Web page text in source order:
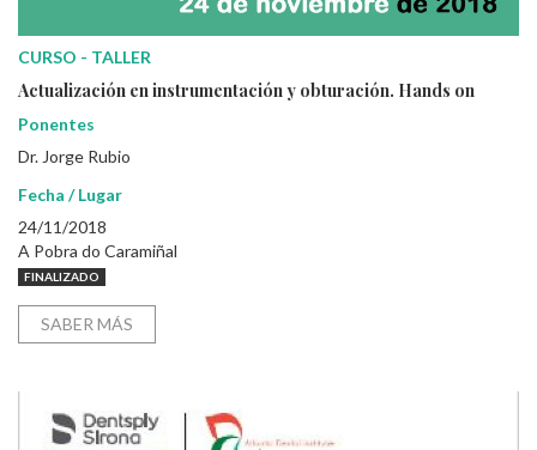
CURSO - TALLER
Actualización en instrumentación y obturación. Hands on
Ponentes
Dr. Jorge Rubio
Fecha / Lugar
24/11/2018
A Pobra do Caramiñal
FINALIZADO
SABER MÁS